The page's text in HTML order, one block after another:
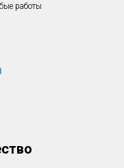
работы